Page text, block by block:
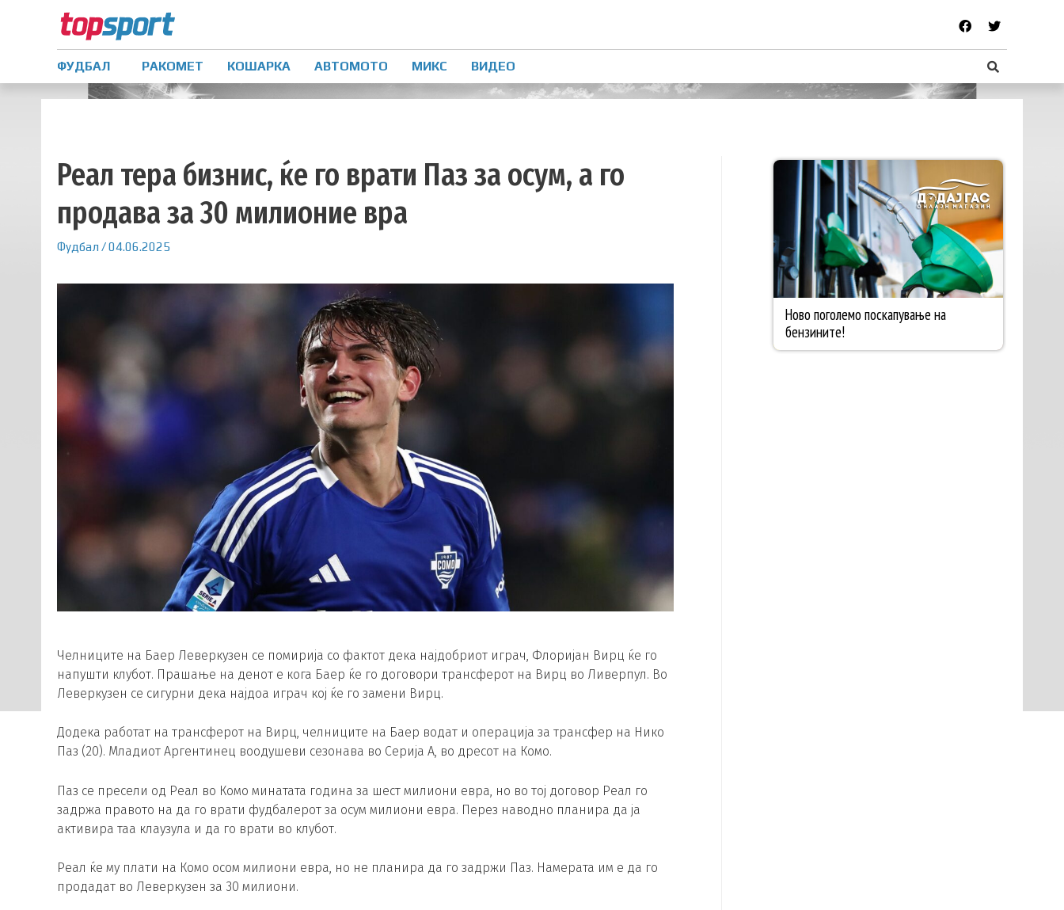
ФУДБАЛ РАКОМЕТ КОШАРКА АВТОМОТО МИКС ВИДЕО
Реал тера бизнис, ќе го врати Паз за осум, а го
продава за 30 милионие вра
Фудбал /04.06.2025
Челниците на Баер Леверкузен се помирија со фактот дека најдобриот играч, Флоријан Вирц ќе го
напушти клубот. Прашање на денот е кога Баер ќе го договори трансферот на Вирц во Ливерпул. Во
Леверкузен се сигурни дека најдоа играч кој ќе го замени Вирц.
Додека работат на трансферот на Вирц, челниците на Баер водат и операција за трансфер на Нико
Паз (20). Младиот Аргентинец воодушеви сезонава во Серија А, во дресот на Комо.
Паз се пресели од Реал во Комо минатата година за шест милиони евра, но во тој договор Реал го
задржа правото на да го врати фудбалерот за осум милиони евра. Перез наводно планира да ја
активира таа клаузула и да го врати во клубот.
Реал ќе му плати на Комо осом милиони евра, но не планира да го задржи Паз. Намерата им е да го
продадат во Леверкузен за 30 милиони.